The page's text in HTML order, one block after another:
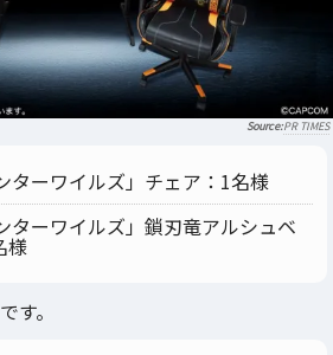
PR TIMES
ターワイルズ」チェア：1名様
ターワイルズ」鎖刃竜アルシュベ
様
す。